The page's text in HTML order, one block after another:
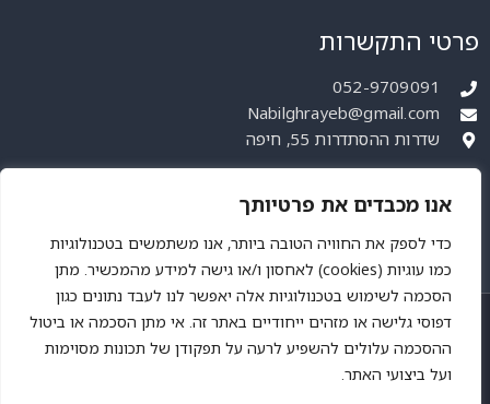
אנו מכבדים את פרטיותך
כדי לספק את החוויה הטובה ביותר, אנו משתמשים בטכנולוגיות
כמו עוגיות (cookies) לאחסון ו/או גישה למידע מהמכשיר. מתן
הסכמה לשימוש בטכנולוגיות אלה יאפשר לנו לעבד נתונים כגון
דפוסי גלישה או מזהים ייחודיים באתר זה. אי מתן הסכמה או ביטול
ההסכמה עלולים להשפיע לרעה על תפקודן של תכונות מסוימות
ועל ביצועי האתר.
פרטי התקשרות
052-9709091
Nabilghrayeb@gmail.com
שדרות ההסתדרות 55, חיפה
מדיניות פרטיות
© 2024 All rights reserved
Powered & Designed by Medical Online